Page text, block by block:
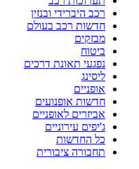
רכב היברידי ובנזין
חדשות רכב בעולם
מבזקים
ביטוח
נפגעי תאונת דרכים
ליסינג
אופניים
חדשות אופנועים
אביזרים לאופניים
ג'יפים עירוניים
כל החדשות
תחבורה ציבורית